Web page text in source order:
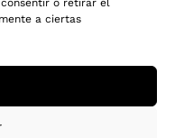
o retirar el
a ciertas